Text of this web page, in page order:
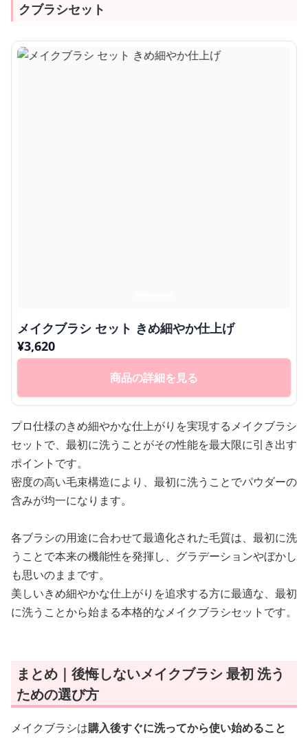
クブラシセット
メイクブラシ セット きめ細やか仕上げ
¥3,620
商品の詳細を見る
プロ仕様のきめ細やかな仕上がりを実現するメイクブラシ
セットで、最初に洗うことがその性能を最大限に引き出す
ポイントです。
密度の高い毛束構造により、最初に洗うことでパウダーの
含みが均一になります。
各ブラシの用途に合わせて最適化された毛質は、最初に洗
うことで本来の機能性を発揮し、グラデーションやぼかし
も思いのままです。
美しいきめ細やかな仕上がりを追求する方に最適な、最初
に洗うことから始まる本格的なメイクブラシセットです。
まとめ｜後悔しないメイクブラシ 最初 洗う
ための選び方
メイクブラシは購入後すぐに洗ってから使い始めること